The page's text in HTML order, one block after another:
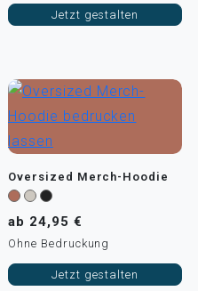
Jetzt gestalten
Oversized Merch-Hoodie
ab 24,95 €
Ohne Bedruckung
Jetzt gestalten